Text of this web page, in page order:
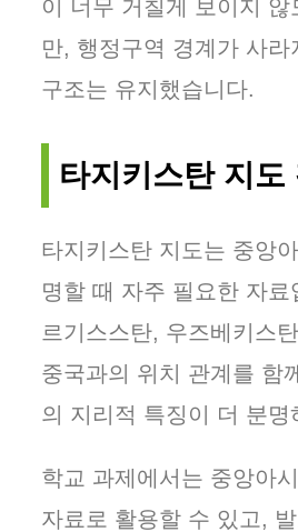
이 너무 거칠게 보이지 않
만, 행정구역 경계가 사라
구조는 유지했습니다.
타지키스탄 지도
타지키스탄 지도는 중앙
명할 때 자주 필요한 자료
르기스스탄, 우즈베키스
중국과의 위치 관계를 함
의 지리적 특징이 더 분명
학교 과제에서는 중앙아
자료로 활용할 수 있고,